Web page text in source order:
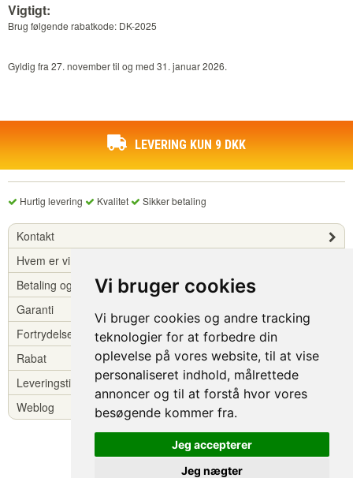
Vi bruger cookies
Vi bruger cookies og andre tracking
teknologier for at forbedre din
oplevelse på vores website, til at vise
personaliseret indhold, målrettede
annoncer og til at forstå hvor vores
besøgende kommer fra.
Jeg accepterer
Jeg nægter
Vigtigt:
Brug følgende rabatkode: DK-2025
Gyldig fra 27. november til og med 31. januar 2026.
LEVERING KUN 9 DKK
Hurtig levering Kvalitet Sikker betaling
Kontakt
Hvem er vi?
Betaling og levering
Garanti
Fortrydelsesret
Rabat
Leveringstid
Weblog
Copyright © Batteries-online.dk 2026